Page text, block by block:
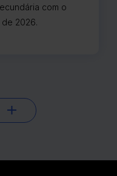
com o
de 2026.